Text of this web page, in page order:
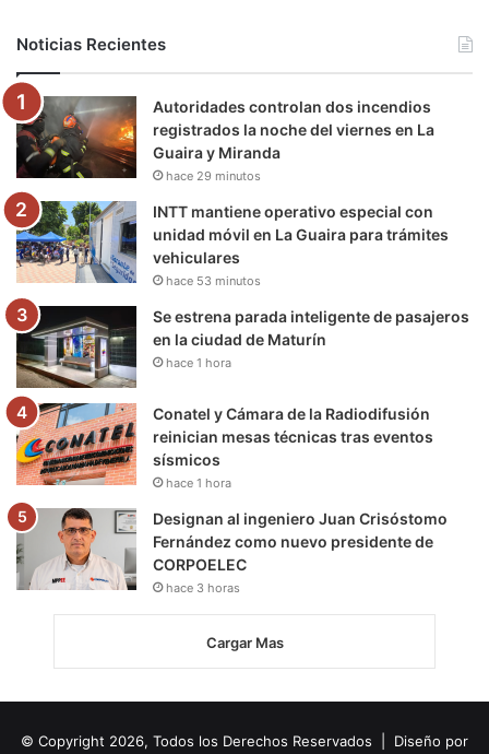
o
o
k
e
r
b
e
g
r
a
m
r
a
k
Noticias Recientes
Autoridades controlan dos incendios
registrados la noche del viernes en La
Guaira y Miranda
hace 29 minutos
INTT mantiene operativo especial con
unidad móvil en La Guaira para trámites
vehiculares
hace 53 minutos
Se estrena parada inteligente de pasajeros
en la ciudad de Maturín
hace 1 hora
Conatel y Cámara de la Radiodifusión
reinician mesas técnicas tras eventos
sísmicos
hace 1 hora
Designan al ingeniero Juan Crisóstomo
Fernández como nuevo presidente de
CORPOELEC
hace 3 horas
Cargar Mas
© Copyright 2026, Todos los Derechos Reservados | Diseño por